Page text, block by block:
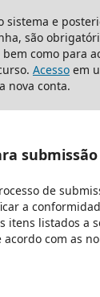
sistema e
são
como para
Acessoem
nova conta.
submissão
de
a
itens listados a
com as